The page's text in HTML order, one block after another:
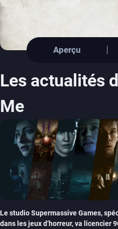
Aperçu
Les actualités
Me
Le studio Supermassive Games,
dans les jeux d’horreur, va licencier